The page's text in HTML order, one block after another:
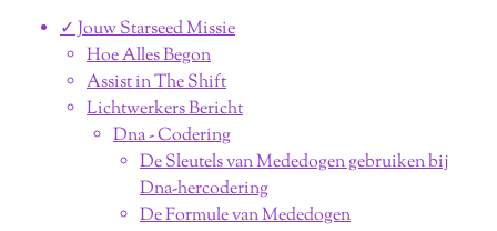
✓ Jouw Starseed Missie
Hoe Alles Begon
Assist in The Shift
Lichtwerkers Bericht
Dna - Codering
De Sleutels van Mededogen gebruiken bij
Dna-hercodering
De Formule van Mededogen